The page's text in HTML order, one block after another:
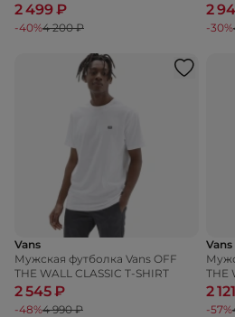
2 499 ₽
-40%4 200 ₽
2
-30%
Vans
Мужская футболка Vans OFF
THE WALL CLASSIC T-SHIRT
2 545 ₽
-48%4 990 ₽
Vans
THE
2
-57%